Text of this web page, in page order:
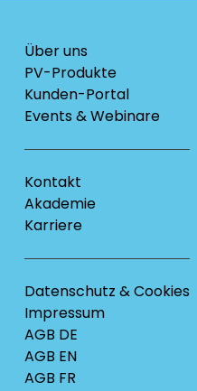
Über uns
PV-Produkte
Kunden-Portal
Events & Webinare
Kontakt
Akademie
Karriere
Datenschutz & Cookies
Impressum
AGB DE
AGB EN
AGB FR